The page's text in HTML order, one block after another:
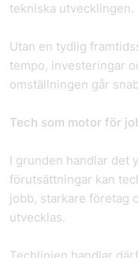
tekniska utvecklingen.
Utan en tydlig
tempo, investeringar
omställningen går
Tech som motor för
I grunden handlar det
förutsättningar kan
jobb, starkare företag
utvecklas.